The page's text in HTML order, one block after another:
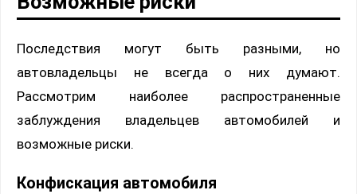
Последствия могут быть разными, но
автовладельцы не всегда о них думают.
Рассмотрим наиболее распространенные
заблуждения владельцев автомобилей и
возможные риски.
Конфискация автомобиля